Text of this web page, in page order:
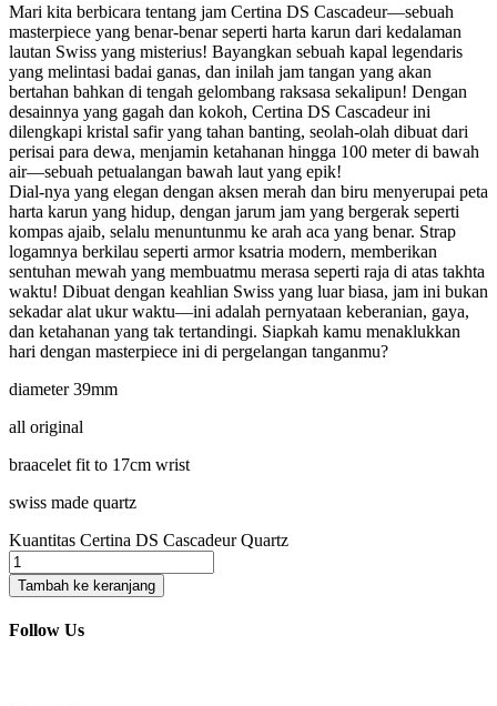
Mari kita berbicara tentang jam Certina DS Cascadeur—sebuah
masterpiece yang benar-benar seperti harta karun dari kedalaman
lautan Swiss yang misterius! Bayangkan sebuah kapal legendaris
yang melintasi badai ganas, dan inilah jam tangan yang akan
bertahan bahkan di tengah gelombang raksasa sekalipun! Dengan
desainnya yang gagah dan kokoh, Certina DS Cascadeur ini
dilengkapi kristal safir yang tahan banting, seolah-olah dibuat dari
perisai para dewa, menjamin ketahanan hingga 100 meter di bawah
air—sebuah petualangan bawah laut yang epik!
Dial-nya yang elegan dengan aksen merah dan biru menyerupai peta
harta karun yang hidup, dengan jarum jam yang bergerak seperti
kompas ajaib, selalu menuntunmu ke arah aca yang benar. Strap
logamnya berkilau seperti armor ksatria modern, memberikan
sentuhan mewah yang membuatmu merasa seperti raja di atas takhta
waktu! Dibuat dengan keahlian Swiss yang luar biasa, jam ini bukan
sekadar alat ukur waktu—ini adalah pernyataan keberanian, gaya,
dan ketahanan yang tak tertandingi. Siapkah kamu menaklukkan
hari dengan masterpiece ini di pergelangan tanganmu?
diameter 39mm
all original
braacelet fit to 17cm wrist
swiss made quartz
Kuantitas Certina DS Cascadeur Quartz
Tambah ke keranjang
Follow Us